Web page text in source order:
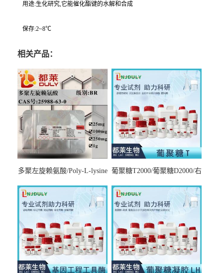
用途:生化研究,它能催化酯键的水解和合成
保存:2~8℃
相关产品：
多聚左旋赖氨酸/Poly-L-lysine
7000，分子量7000-15000，分
子量2万～4万，分子量3～7
万，分子量7～15万，分子量
15～30万
葡聚糖T2000/葡聚糖D2000/右